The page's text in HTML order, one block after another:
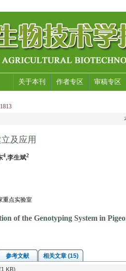
关于本刊 作者专区 审稿专区
及应用
4,李生斌2
重点实验室
of the Genotyping System in
参考文献
相关文章 (15)
KB)